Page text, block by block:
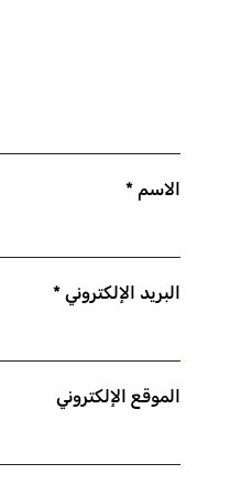
الاسم *
البريد الإلكتروني *
الموقع الإلكتروني